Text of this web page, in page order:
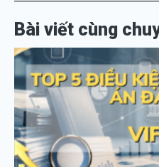
Bài viết cùng